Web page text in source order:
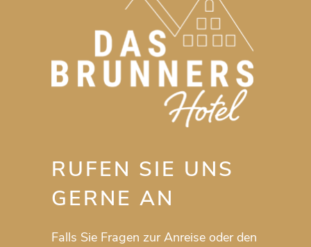
RUFEN SIE UNS
GERNE AN
Falls Sie Fragen zur Anreise oder den